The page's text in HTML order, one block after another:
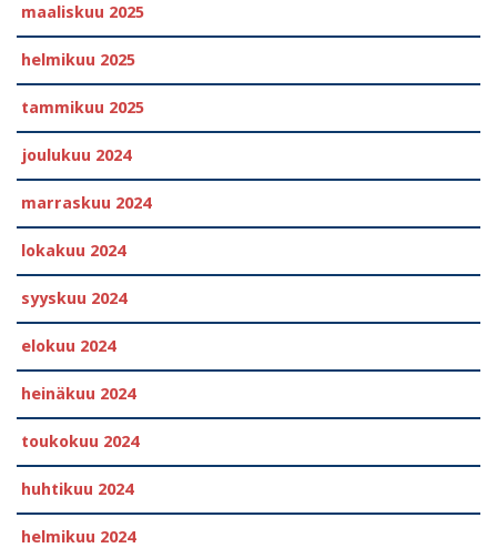
maaliskuu 2025
helmikuu 2025
tammikuu 2025
joulukuu 2024
marraskuu 2024
lokakuu 2024
syyskuu 2024
elokuu 2024
heinäkuu 2024
toukokuu 2024
huhtikuu 2024
helmikuu 2024